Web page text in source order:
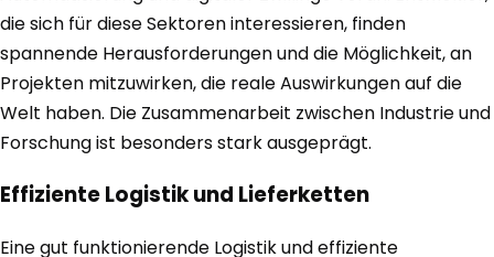
die sich für diese Sektoren interessieren, finden
spannende Herausforderungen und die Möglichkeit, an
Projekten mitzuwirken, die reale Auswirkungen auf die
Welt haben. Die Zusammenarbeit zwischen Industrie und
Forschung ist besonders stark ausgeprägt.
Effiziente Logistik und Lieferketten
Eine gut funktionierende Logistik und effiziente